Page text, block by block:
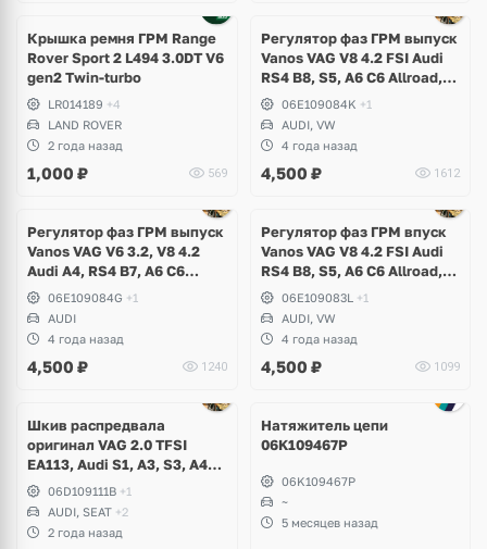
Крышка ремня ГРМ Range
Rover Sport 2 L494 3.0DT V6
gen2 Twin-turbo
LR014189 +4
LAND ROVER
2 года назад
1,000 ₽ 569
Регулятор фаз ГРМ выпуск
Vanos VAG V8 4.2 FSI Audi
RS4 B8, S5, A6 C6 Allroad,
A8 D3, Q7, R8 Spyder,
Volkswagen Touareg
06E109084K +1
AUDI, VW
4 года назад
4,500 ₽ 1612
Регулятор фаз ГРМ выпуск
Vanos VAG V6 3.2, V8 4.2
Audi A4, RS4 B7, A6 C6
Allroad, A8 D3
06E109084G +1
AUDI
4 года назад
4,500 ₽ 1240
Регулятор фаз ГРМ впуск
Vanos VAG V8 4.2 FSI Audi
RS4 B8, S5, A6 C6 Allroad,
A8 D3, Q7, R8 Spyder,
Volkswagen Touareg
06E109083L
+1
AUDI, VW
4 года назад
4,500 ₽ 1099
Шкив распредвала
оригинал VAG 2.0 TFSI
EA113, Audi S1, A3, S3, A4
B6, B7, A6 C6, TT, TTS,
Volkswagen Golf 5 GTI, 6 R,
Scirocco, Eos, Jetta, Passat
B6, Skoda Octavia A5 RS,
06D109111B +1
AUDI, SEAT +2
2 года назад
Натяжитель цепи
06K109467P
06K109467P
~
5 месяцев назад